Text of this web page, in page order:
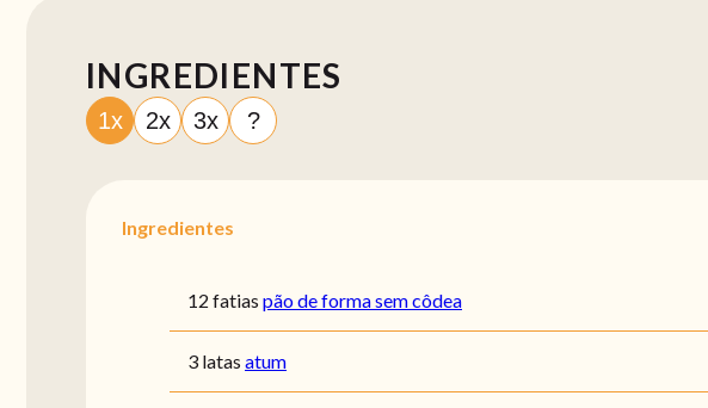
INGREDIENTES
1x 2x 3x ?
Ingredientes
12 fatias pão de forma sem côdea
3 latas atum